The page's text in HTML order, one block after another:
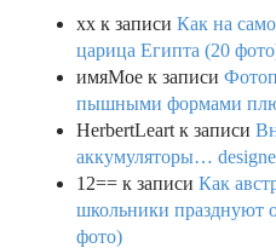
xx к записи Как на
царица Египта (20
имяМое к записи
пышными формами
HerbertLeart к записи
аккумуляторы…
12== к записи Как
школьники празднуют
фото)